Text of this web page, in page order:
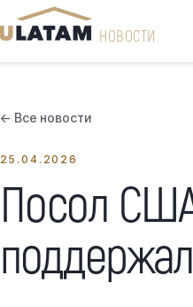
НОВОСТИ
← Все новости
25.04.2026
Посол